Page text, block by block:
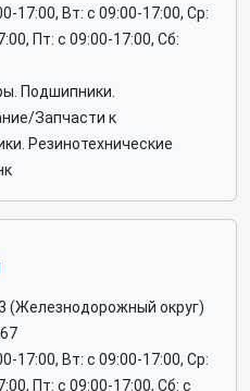
17:00, Вт: c 09:00-17:00, Ср:
Пт: c 09:00-17:00, Сб:
Подшипники.
Запчасти к
Резинотехнические
(Железнодорожный округ)
17:00, Вт: c 09:00-17:00, Ср:
Пт: c 09:00-17:00, Сб: c